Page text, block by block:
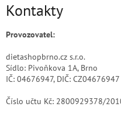
Kontakty
Provozovatel:
dietashopbrno.cz s.r.o.
Sídlo: Pivoňkova 1A, Brno
IČ: 04676947, DIČ: CZ04676947
Číslo učtu Kč: 2800929378/